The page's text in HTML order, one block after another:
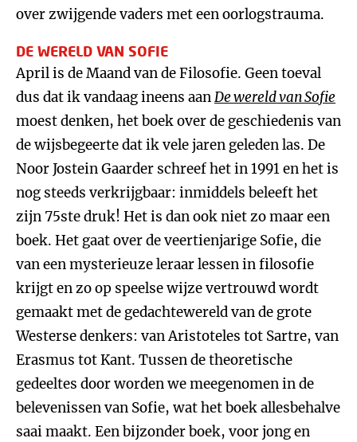
over zwijgende vaders met een oorlogstrauma.
DE WERELD VAN SOFIE
April is de Maand van de Filosofie. Geen toeval
dus dat ik vandaag ineens aanDe wereld van Sofie
moest denken, het boek over de geschiedenis van
de wijsbegeerte dat ik vele jaren geleden las. De
Noor Jostein Gaarder schreef het in 1991 en het is
nog steeds verkrijgbaar: inmiddels beleeft het
zijn 75ste druk! Het is dan ook niet zo maar een
boek. Het gaat over de veertienjarige Sofie, die
van een mysterieuze leraar lessen in filosofie
krijgt en zo op speelse wijze vertrouwd wordt
gemaakt met de gedachtewereld van de grote
Westerse denkers: van Aristoteles tot Sartre, van
Erasmus tot Kant. Tussen de theoretische
gedeeltes door worden we meegenomen in de
belevenissen van Sofie, wat het boek allesbehalve
saai maakt. Een bijzonder boek, voor jong en